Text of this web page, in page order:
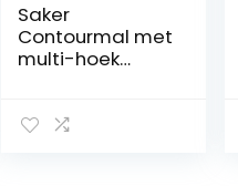
Saker
Contourmal met
multi-hoek
kopie